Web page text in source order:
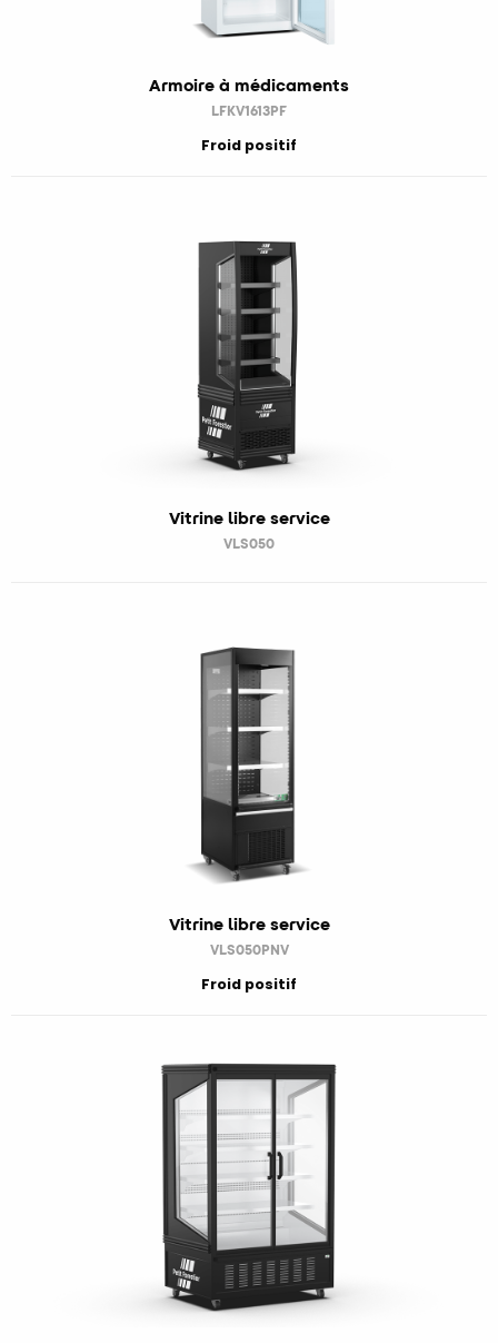
Armoire à médicaments
LFKV1613PF
Froid positif
Vitrine libre service
VLS050
Vitrine libre service
VLS050PNV
Froid positif